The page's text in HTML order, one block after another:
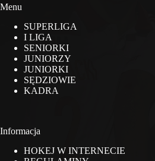
Menu
SUPERLIGA
I LIGA
SENIORKI
JUNIORZY
JUNIORKI
SĘDZIOWIE
KADRA
Informacja
HOKEJ W INTERNECIE